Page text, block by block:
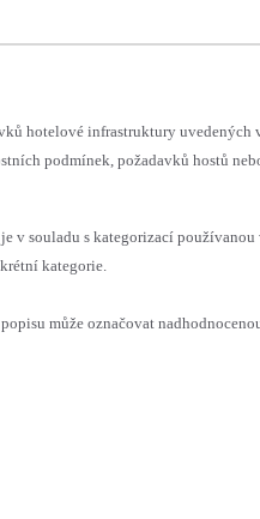
hotelové infrastruktury uvedených
podmínek, požadavků hostů
v souladu s kategorizací používanou
kategorie.
může označovat